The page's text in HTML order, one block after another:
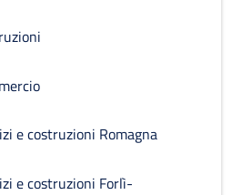
e costruzioni Romagna
e costruzioni Forlì-